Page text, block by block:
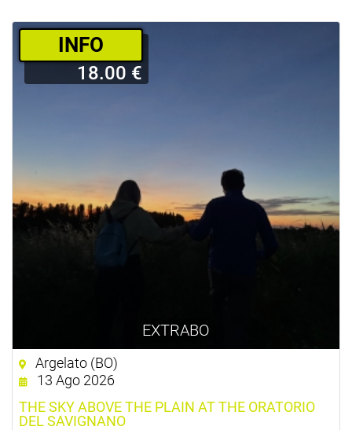
EXTRABO
­INFO
18.00 €
Argelato (BO)
13 Ago 2026
THE SKY ABOVE THE PLAIN AT THE ORATORIO
DEL SAVIGNANO